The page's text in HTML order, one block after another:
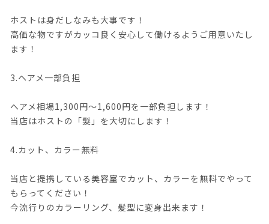
ホストは身だしなみも大事です！
高価な物ですがカッコ良く安心して働けるようご用意いたし
ます！
3.ヘアメ一部負担
へアメ相場1,300円～1,600円を一部負担します！
当店はホストの「髮」を大切にします！
4.カット、カラー無料
当店と提携している美容室でカット、カラーを無料でやって
もらってください！
今流行りのカラーリング、髪型に変身出来ます！